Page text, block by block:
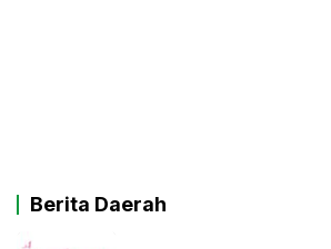
Berita Daerah